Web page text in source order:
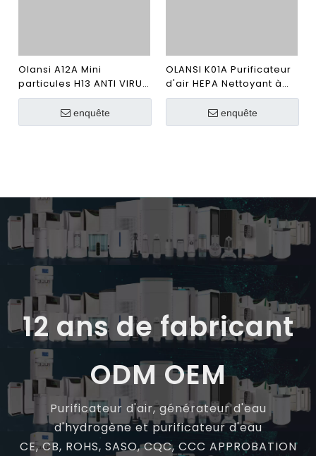
Olansi A12A Mini
particules H13 ANTI VIRUS
HOME Purificateur d'air
HEPA Purificateur d'air
UVC Purificateur d'air de
enquête
OLANSI K01A Purificateur
d'air HEPA Nettoyant à
air avec cadre paisible,
purificateur d'air de
chambre pour allergies
enquête
12 ans de fabricant
ODM OEM
Purificateur d'air, générateur d'eau
d'hydrogène et purificateur d'eau
CE, CB, ROHS, SASO, CQC, CCC APPROBATION